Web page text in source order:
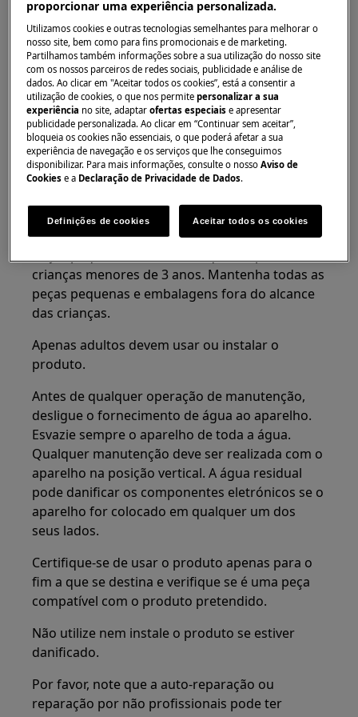
Use luvas de proteção se realizar trabalhos de
manutenção ou reparação envolvendo correias.
ATENÇÃO! PERIGO DE ASFIXIA
crianças menores de 3 anos. Mantenha todas as
peças pequenas e embalagens fora do alcance
das crianças.
Apenas adultos devem usar ou instalar o
produto.
Antes de qualquer operação de manutenção,
desligue o fornecimento de água ao aparelho.
Esvazie sempre o aparelho de toda a água.
Qualquer manutenção deve ser realizada com o
aparelho na posição vertical. A água residual
pode danificar os componentes eletrónicos se o
aparelho for colocado em qualquer um dos
seus lados.
Certifique-se de usar o produto apenas para o
fim a que se destina e verifique se é uma peça
compatível com o produto pretendido.
Não utilize nem instale o produto se estiver
danificado.
Por favor, note que a auto-reparação ou
reparação por não profissionais pode ter
proporcionar uma experiência personalizada.
Utilizamos cookies e outras tecnologias semelhantes para melhorar o
nosso site, bem como para fins promocionais e de marketing.
Partilhamos também informações sobre a sua utilização do nosso site
com os nossos parceiros de redes sociais, publicidade e análise de
dados. Ao clicar em "Aceitar todos os cookies”, está a consentir a
utilização de cookies, o que nos permitepersonalizar a sua
experiência no site, adaptarofertas especiaise apresentar
publicidade personalizada. Ao clicar em “Continuar sem aceitar”,
bloqueia os cookies não essenciais, o que poderá afetar a sua
experiência de navegação e os serviços que lhe conseguimos
disponibilizar. Para mais informações, consulte o nossoAviso de
Cookies e a Declaração de Privacidade de Dados.
Definições de cookies Aceitar todos os cookies